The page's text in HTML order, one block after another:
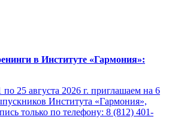
в Институте «Гармония»:
по 25 августа 2026 г. приглашаем на 6
Института «Гармония»,
только по телефону: 8 (812) 401-